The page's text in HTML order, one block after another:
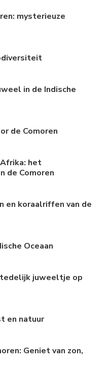
mysterieuze
in de Indische
de Comoren
het
de Comoren
en koraalriffen van de
Oceaan
juweeltje op
en natuur
Geniet van zon,